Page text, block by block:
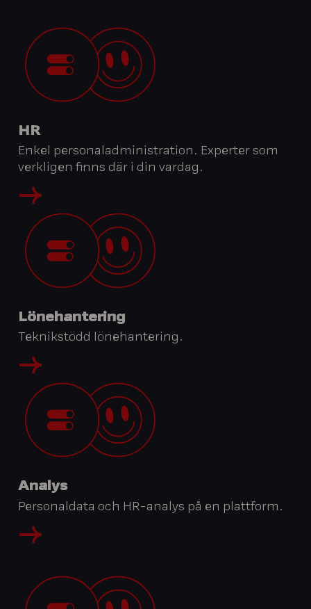
HR
Enkel personaladministration. Experter som
verkligen finns där i din vardag.
Lönehantering
Teknikstödd lönehantering.
Analys
Personaldata och HR-analys på en plattform.